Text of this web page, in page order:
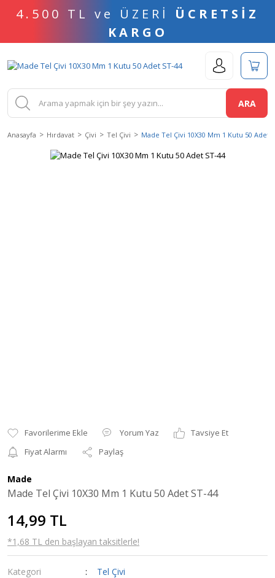
4.500 TL ve ÜZERİ ÜCRETSİZ
KARGO
ARA
Anasayfa Hırdavat Çivi Tel Çivi Made Tel Çivi 10X30 Mm 1 Kutu 50 Adet
Yorum Yaz
Tavsiye Et
Fiyat Alarmı
Paylaş
Made
Made Tel Çivi 10X30 Mm 1 Kutu 50 Adet ST-44
14,99 TL
*1,68 TL den başlayan taksitlerle!
Kategori
Tel Çivi